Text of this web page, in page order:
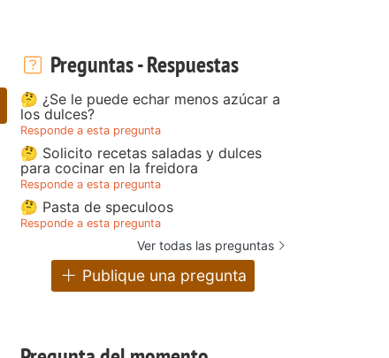
Preguntas - Respuestas
🤔 ¿Se le puede echar menos azúcar a
los dulces?
Responde a esta pregunta
🤔 Solicito recetas saladas y dulces
para cocinar en la freidora
Responde a esta pregunta
🤔 Pasta de speculoos
Responde a esta pregunta
Ver todas las preguntas
Publique una pregunta